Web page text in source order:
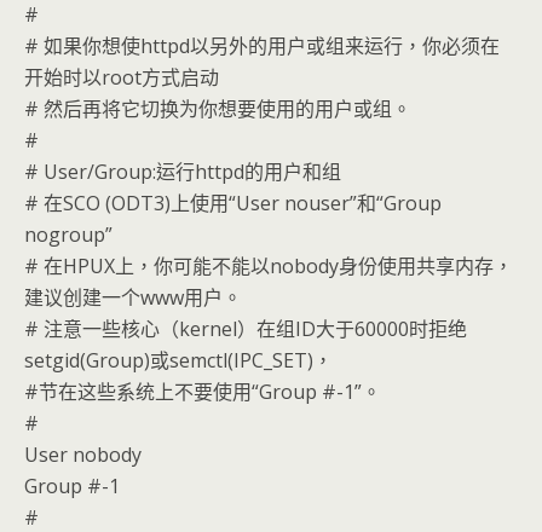
#
# 如果你想使httpd以另外的用户或组来运行，你必须在
开始时以root方式启动
# 然后再将它切换为你想要使用的用户或组。
#
# User/Group:运行httpd的用户和组
# 在SCO (ODT3)上使用“User nouser”和“Group
nogroup”
# 在HPUX上，你可能不能以nobody身份使用共享内存，
建议创建一个www用户。
# 注意一些核心（kernel）在组ID大于60000时拒绝
setgid(Group)或semctl(IPC_SET)，
#节在这些系统上不要使用“Group #-1”。
#
User nobody
Group #-1
#